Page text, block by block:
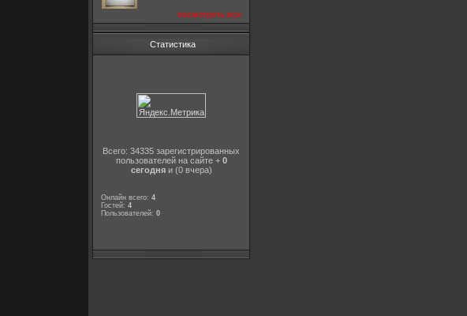
посмотреть все
Статистика
Всего: 34335 зарегистрированных
пользователей на сайте + 0
сегодняи (0 вчера)
Онлайн всего: 4
Гостей: 4
Пользователей: 0